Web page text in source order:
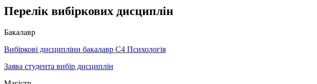
Перелік вибіркових дисциплін
Бакалавр
Вибіркові дисципліни бакалавр С4 Психологія
Заява студента вибір дисциплін